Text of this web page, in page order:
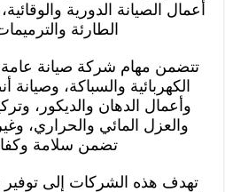
أعمال الصيانة الدورية
الطارئة
تتضمن مهام شركة صيانة
الكهربائية والسباكة، وصيانة
وأعمال الدهان والديكور،
والعزل المائي والحراري،
تضمن سلامة
تهدف هذه الشركات إلى